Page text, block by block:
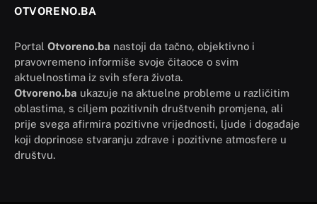
OTVORENO.BA
Portal Otvoreno.ba nastoji da tačno, objektivno i
pravovremeno informiše svoje čitaoce o svim
aktuelnostima iz svih sfera života.
Otvoreno.ba ukazuje na aktuelne probleme u različitim
oblastima, s ciljem pozitivnih društvenih promjena, ali
prije svega afirmira pozitivne vrijednosti, ljude i događaje
koji doprinose stvaranju zdrave i pozitivne atmosfere u
društvu.